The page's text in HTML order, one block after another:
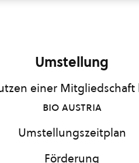
Umstellung
einer Mitgliedschaft
bio austria
Umstellungszeitplan
Förderung